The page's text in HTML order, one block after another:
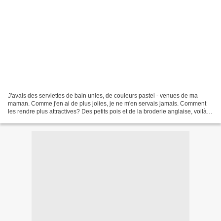
J'avais des serviettes de bain unies, de couleurs pastel - venues de ma
maman. Comme j'en ai de plus jolies, je ne m'en servais jamais. Comment
les rendre plus attractives? Des petits pois et de la broderie anglaise, voilà